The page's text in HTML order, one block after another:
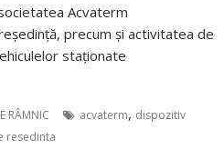
Acvaterm
precum și activitatea de
staționate
RÂMNIC acvaterm, dispozitiv
resedinta